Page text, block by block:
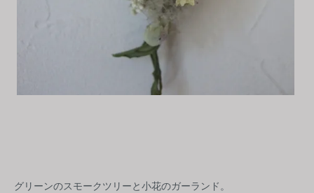
グリーンのスモークツリーと小花のガーランド。